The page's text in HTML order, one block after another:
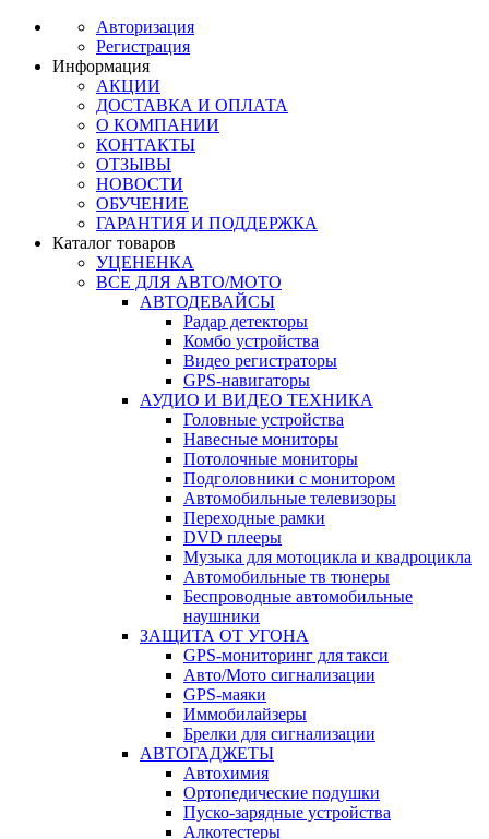
Авторизация
Регистрация
Информация
АКЦИИ
ДОСТАВКА И ОПЛАТА
О КОМПАНИИ
КОНТАКТЫ
ОТЗЫВЫ
НОВОСТИ
ОБУЧЕНИЕ
ГАРАНТИЯ И ПОДДЕРЖКА
Каталог товаров
УЦЕНЕНКА
ВСЕ ДЛЯ АВТО/МОТО
АВТОДЕВАЙСЫ
Радар детекторы
Комбо устройства
Видео регистраторы
GPS-навигаторы
АУДИО И ВИДЕО ТЕХНИКА
Головные устройства
Навесные мониторы
Потолочные мониторы
Подголовники с монитором
Автомобильные телевизоры
Переходные рамки
DVD плееры
Музыка для мотоцикла и квадроцикла
Автомобильные тв тюнеры
Беспроводные автомобильные
наушники
ЗАЩИТА ОТ УГОНА
GPS-мониторинг для такси
Авто/Мото сигнализации
GPS-маяки
Иммобилайзеры
Брелки для сигнализации
АВТОГАДЖЕТЫ
Автохимия
Ортопедические подушки
Пуско-зарядные устройства
Алкотестеры